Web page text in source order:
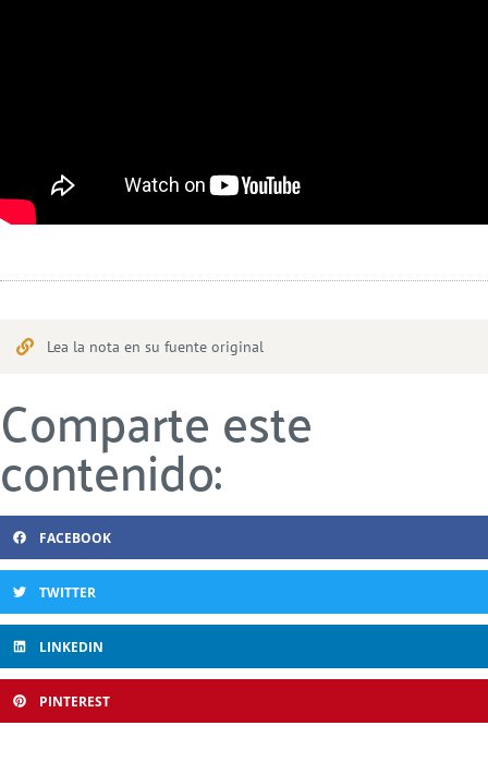
Lea la nota en su fuente original
Comparte este
contenido:
FACEBOOK
TWITTER
LINKEDIN
PINTEREST